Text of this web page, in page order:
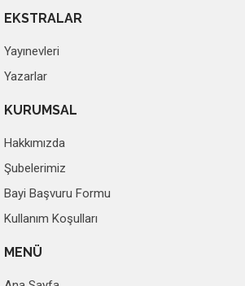
EKSTRALAR
Yayınevleri
Yazarlar
KURUMSAL
Hakkımızda
Şubelerimiz
Bayi Başvuru Formu
Kullanım Koşulları
MENÜ